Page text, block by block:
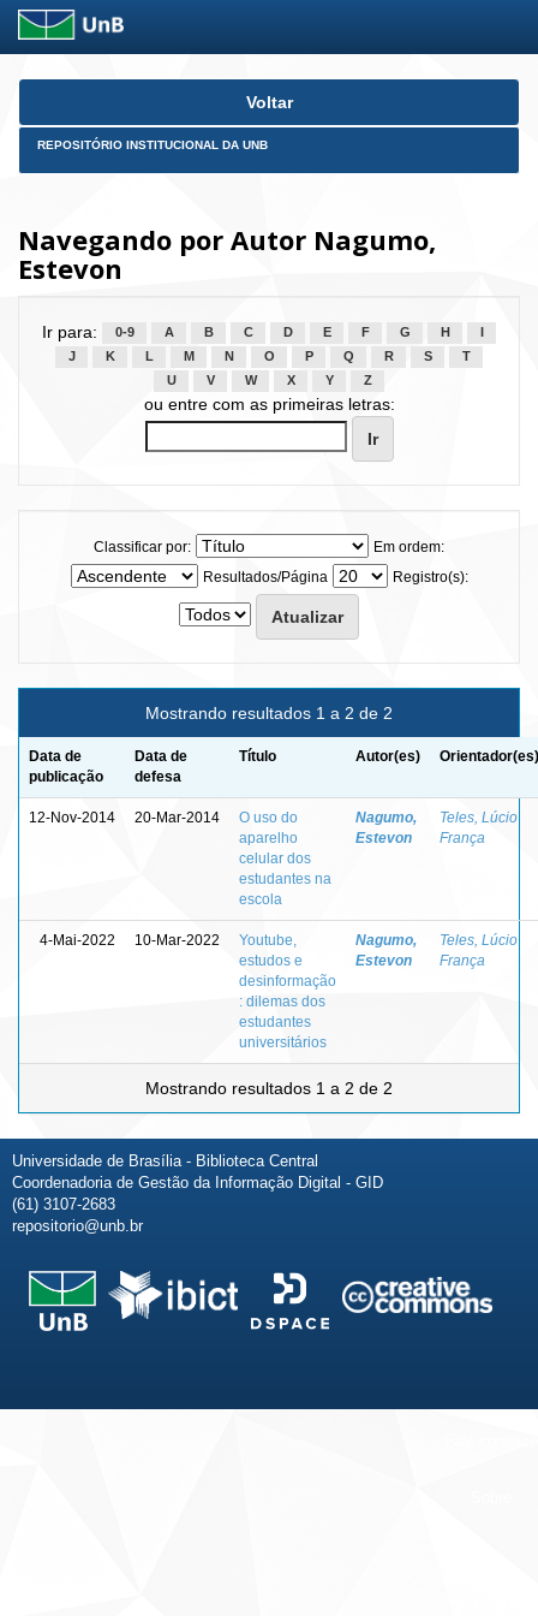
Skip
Voltar
REPOSITÓRIO INSTITUCIONAL DA UNB
Navegando por Autor Nagumo,
Estevon
Ir para: 0-9 A B C D E F G H
J
K L M N O P Q R S
T
U
V W X Y Z
ou entre com as primeiras letras:
Classificar por:
Em ordem:
Resultados/Página
Registro(s):
Mostrando resultados 1 a 2 de 2
Data de
publicação
Data de
defesa
Título Autor(es) Orientador(es)
12-Nov-2014 20-Mar-2014
O uso do
aparelho
celular dos
estudantes na
escola
Nagumo,
Estevon
Teles, Lúcio
França
4-Mai-2022 10-Mar-2022
Youtube,
estudos e
desinformação
: dilemas dos
estudantes
universitários
Nagumo,
Estevon
Teles, Lúcio
França
Mostrando resultados 1 a 2 de 2
Universidade de Brasília - Biblioteca Central
Coordenadoria de Gestão da Informação Digital - GID
(61) 3107-2683
repositorio@unb.br